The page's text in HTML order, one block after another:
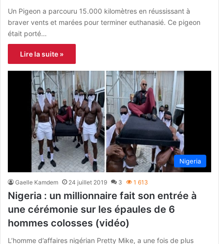
Un Pigeon a parcouru 15.000 kilomètres en réussissant à
braver vents et marées pour terminer euthanasié. Ce pigeon
était porté…
Lire la suite »
Nigeria
Gaelle Kamdem 24 juillet 2019 3 1 613
Nigeria : un millionnaire fait son entrée à
une cérémonie sur les épaules de 6
hommes colosses (vidéo)
L’homme d’affaires nigérian Pretty Mike, a une fois de plus